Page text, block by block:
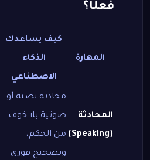
فعلًا؟
المهارة
كيف يساعدك
الذكاء
الاصطناعي
المحادثة
(Speaking)
محادثة نصية أو
صوتية بلا خوف
من الحكم،
وتصحيح فوري